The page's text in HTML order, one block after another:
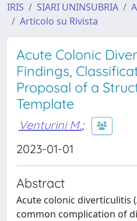
IRIS SIARI UNINSUBRIA
Articolo su Rivista
Acute Colonic
Findings,
Proposal of a
Template
Venturini M.;
2023-01-01
Abstract
Acute colonic diverticulitis
common complication of